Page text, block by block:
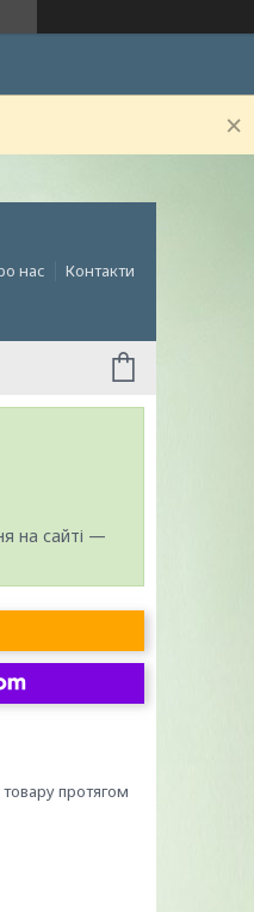
нас Контакти
на сайті —
протягом